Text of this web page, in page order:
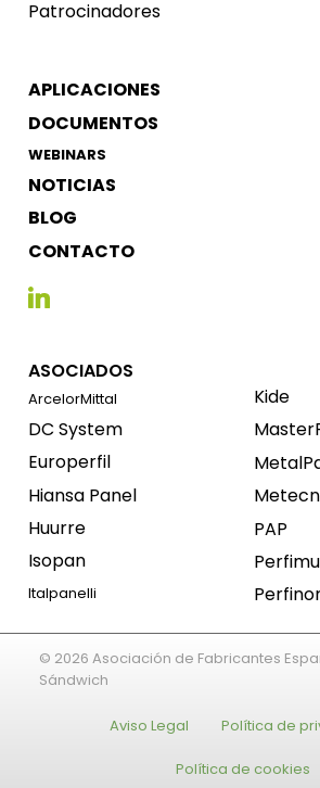
Patrocinadores
APLICACIONES
DOCUMENTOS
WEBINARS
NOTICIAS
BLOG
CONTACTO
ASOCIADOS
ArcelorMittal
DC System
Europerfil
Hiansa Panel
Huurre
Isopan
Italpanelli
Kide
PAP
© 2026 Asociación de Fabricantes
Sándwich
Aviso Legal Política de
Política de cookies